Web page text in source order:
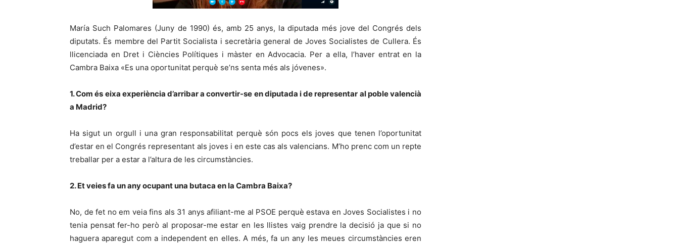
María Such Palomares (Juny de 1990) és, amb 25 anys, la diputada més jove del Congrés dels
diputats. És membre del Partit Socialista i secretària general de Joves Socialistes de Cullera. És
llicenciada en Dret i Ciències Polítiques i màster en Advocacia. Per a ella, l’haver entrat en la
Cambra Baixa «Es una oportunitat perquè se’ns senta més als jóvenes».
1. Com és eixa experiència d’arribar a convertir-se en diputada i de representar al poble valencià
a Madrid?
Ha sigut un orgull i una gran responsabilitat perquè són pocs els joves que tenen l’oportunitat
d’estar en el Congrés representant als joves i en este cas als valencians. M’ho prenc com un repte
treballar per a estar a l’altura de les circumstàncies.
2. Et veies fa un any ocupant una butaca en la Cambra Baixa?
No, de fet no em veia fins als 31 anys afiliant-me al PSOE perquè estava en Joves Socialistes i no
tenia pensat fer-ho però al proposar-me estar en les llistes vaig prendre la decisió ja que si no
haguera aparegut com a independent en elles. A més, fa un any les meues circumstàncies eren